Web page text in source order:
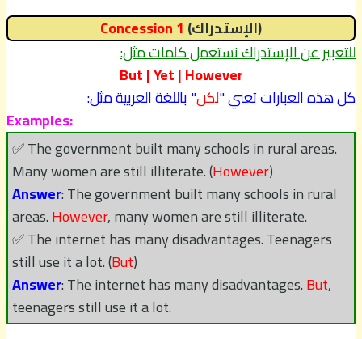
Concession 1
(الإستدراك)
للتعبير عن الإستدراك نستعمل كلمات مثل:
But | Yet | However
كل هذه العبارات تعني "لكن" باللغة العربية مثل:
Examples:
✅ The government built many schools in rural areas.
Many women are still illiterate. (However)
Answer: The government built many schools in rural
areas.However, many women are still illiterate.
✅ The internet has many disadvantages. Teenagers
still use it a lot. (But)
Answer: The internet has many disadvantages.But,
teenagers still use it a lot.